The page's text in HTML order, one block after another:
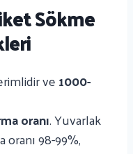
Sökme
ve1000-
oranı. Yuvarlak
98-99%,